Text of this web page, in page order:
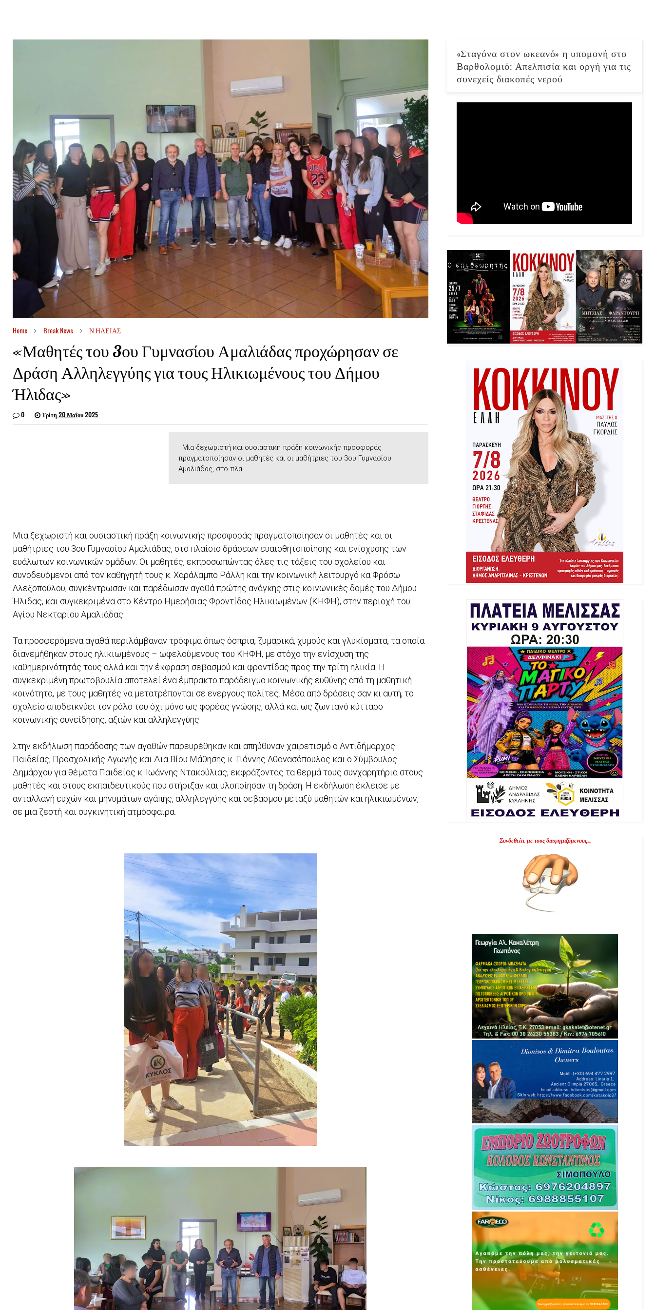
Home Break News Ν.ΗΛΕΙΑΣ
«Μαθητές του 3ου Γυμνασίου Αμαλιάδας προχώρησαν σε
Δράση Αλληλεγγύης για τους Ηλικιωμένους του Δήμου
Ήλιδας»
0 Τρίτη 20 Μαΐου 2025
Μια ξεχωριστή και ουσιαστική πράξη κοινωνικής προσφοράς
πραγματοποίησαν οι μαθητές και οι μαθήτριες του 3ου Γυμνασίου
Αμαλιάδας, στο πλα...
Μια ξεχωριστή και ουσιαστική πράξη κοινωνικής προσφοράς πραγματοποίησαν οι μαθητές και οι
μαθήτριες του 3ου Γυμνασίου Αμαλιάδας, στο πλαίσιο δράσεων ευαισθητοποίησης και ενίσχυσης των
ευάλωτων κοινωνικών ομάδων. Οι μαθητές, εκπροσωπώντας όλες τις τάξεις του σχολείου και
συνοδευόμενοι από τον καθηγητή τους κ. Χαράλαμπο Ράλλη και την κοινωνική λειτουργό κα Φρόσω
Αλεξοπούλου, συγκέντρωσαν και παρέδωσαν αγαθά πρώτης ανάγκης στις κοινωνικές δομές του Δήμου
Ήλιδας, και συγκεκριμένα στο Κέντρο Ημερήσιας Φροντίδας Ηλικιωμένων (ΚΗΦΗ), στην περιοχή του
Αγίου Νεκταρίου Αμαλιάδας.
Τα προσφερόμενα αγαθά περιλάμβαναν τρόφιμα όπως όσπρια, ζυμαρικά, χυμούς και γλυκίσματα, τα οποία
διανεμήθηκαν στους ηλικιωμένους – ωφελούμενους του ΚΗΦΗ, με στόχο την ενίσχυση της
καθημερινότητάς τους αλλά και την έκφραση σεβασμού και φροντίδας προς την τρίτη ηλικία. Η
συγκεκριμένη πρωτοβουλία αποτελεί ένα έμπρακτο παράδειγμα κοινωνικής ευθύνης από τη μαθητική
κοινότητα, με τους μαθητές να μετατρέπονται σε ενεργούς πολίτες. Μέσα από δράσεις σαν κι αυτή, το
σχολείο αποδεικνύει τον ρόλο του όχι μόνο ως φορέας γνώσης, αλλά και ως ζωντανό κύτταρο
κοινωνικής συνείδησης, αξιών και αλληλεγγύης.
Στην εκδήλωση παράδοσης των αγαθών παρευρέθηκαν και απηύθυναν χαιρετισμό ο Αντιδήμαρχος
Παιδείας, Προσχολικής Αγωγής και Δια Βίου Μάθησης κ. Γιάννης Αθανασόπουλος και ο Σύμβουλος
Δημάρχου για θέματα Παιδείας κ. Ιωάννης Ντακούλιας, εκφράζοντας τα θερμά τους συγχαρητήρια στους
μαθητές και στους εκπαιδευτικούς που στήριξαν και υλοποίησαν τη δράση. Η εκδήλωση έκλεισε με
ανταλλαγή ευχών και μηνυμάτων αγάπης, αλληλεγγύης και σεβασμού μεταξύ μαθητών και ηλικιωμένων,
σε μια ζεστή και συγκινητική ατμόσφαιρα.
«Σταγόνα στον ωκεανό» η υπομονή στο
Βαρθολομιό: Απελπισία και οργή για τις
συνεχείς διακοπές νερού
Συνδεθείτε με τους διαφημιζόμενους...